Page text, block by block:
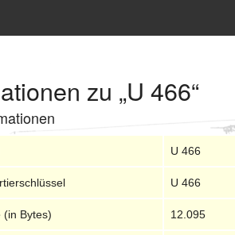
zu „U 466“
U 466
U 466
(in Bytes) 12.095